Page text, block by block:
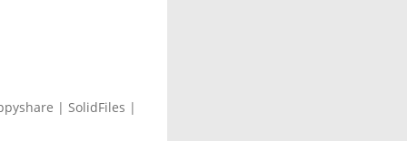
| SolidFiles |